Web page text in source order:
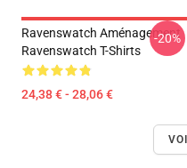
Ravenswatch Aménagement
Ravenswatch T-Shirts
24,38 € - 28,06 €
-20%